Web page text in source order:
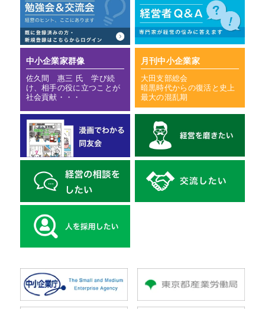
中小企業家群像
佐久間 惠三 氏 学び続
け、相手の役に立つことが
社会貢献・・・
月刊中小企業家
大田支部総会
暗黒時代からの復活と史上
最大の混乱期